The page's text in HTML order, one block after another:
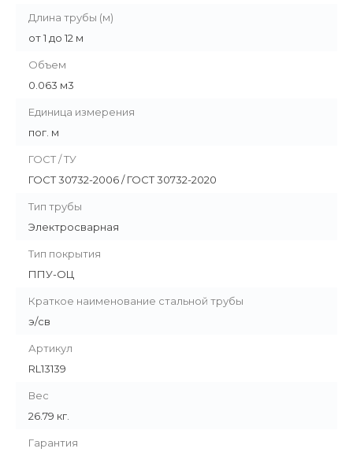
Длина трубы (м)
от 1 до 12 м
Объем
0.063 м3
Единица измерения
пог. м
ГОСТ / ТУ
ГОСТ 30732-2006 / ГОСТ 30732-2020
Тип трубы
Электросварная
Тип покрытия
ППУ-ОЦ
Краткое наименование стальной трубы
э/св
Артикул
RL13139
Вес
26.79 кг.
Гарантия